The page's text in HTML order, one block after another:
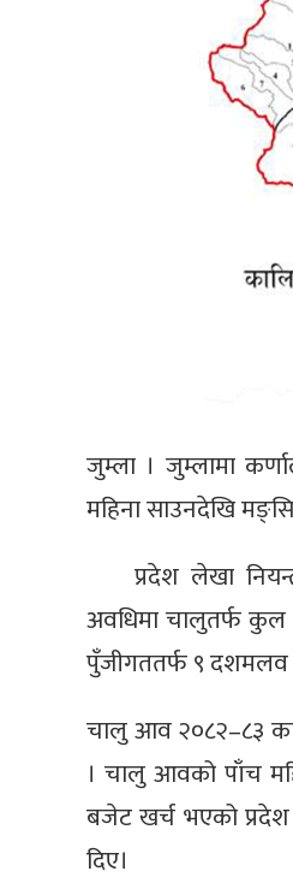
जुम्ला । जुम्लामा
महिना साउनदेखि
प्रदेश लेखा
अवधिमा चालुतर्फ
पुँजीगततर्फ ९ दशमलव
चालु आव २०८२–८३
। चालु आवको पाँच
बजेट खर्च भएको
दिए।